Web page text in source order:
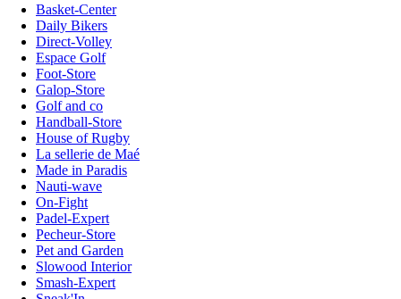
Basket-Center
Daily Bikers
Direct-Volley
Espace Golf
Foot-Store
Galop-Store
Golf and co
Handball-Store
House of Rugby
La sellerie de Maé
Made in Paradis
Nauti-wave
On-Fight
Padel-Expert
Pecheur-Store
Pet and Garden
Slowood Interior
Smash-Expert